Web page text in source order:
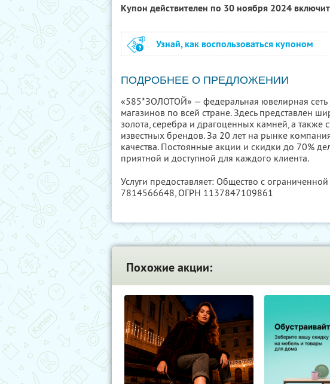
Купон действителен по 30 ноября 2024
Узнай, как воспользоваться купоном
ПОДРОБНЕЕ О ПРЕДЛОЖЕНИИ
«585*ЗОЛОТОЙ» — федеральная ювелирная
магазинов по всей стране. Здесь представлен
золота, серебра и драгоценных камней, а также
известных брендов. За 20 лет на рынке
качества. Постоянные акции и скидки до 70%
приятной и доступной для каждого клиента.
Услуги предоставляет: Общество с ограниченной
7814566648, ОГРН 1137847109861
Похожие акции: